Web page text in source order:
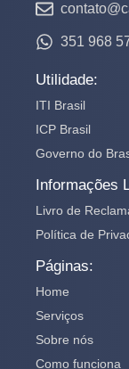
351 968
Utilidade:
ITI Brasil
ICP Brasil
Governo do
Informações
Livro de
Política de
Páginas:
Home
Serviços
Sobre nós
Como funciona